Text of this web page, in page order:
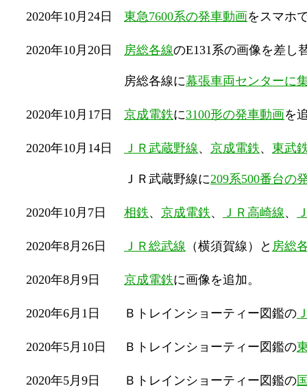
2020年10月24日 東急7600系の発車動画をスマホ
2020年10月20日 房総各線のE131系の画像を差し
房総各線に幕張車両センターに
2020年10月17日 京成電鉄に3100形の発車動画を
2020年10月14日 ＪＲ武蔵野線、 京成電鉄、 東武
ＪＲ武蔵野線に209系500番台の
2020年10月7日 相鉄、 京成電鉄、 ＪＲ高崎線、
2020年8月26日 ＪＲ総武線 （横須賀線）と 房総
2020年8月9日 京成電鉄に画像を追加。
2020年6月1日 Ｂトレインショーティー図鑑の
2020年5月10日 Ｂトレインショーティー図鑑の
2020年5月9日 Ｂトレインショーティー図鑑の